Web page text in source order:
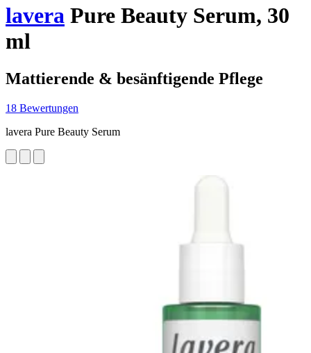
lavera Pure Beauty Serum, 30
ml
Mattierende & besänftigende Pflege
18 Bewertungen
lavera Pure Beauty Serum